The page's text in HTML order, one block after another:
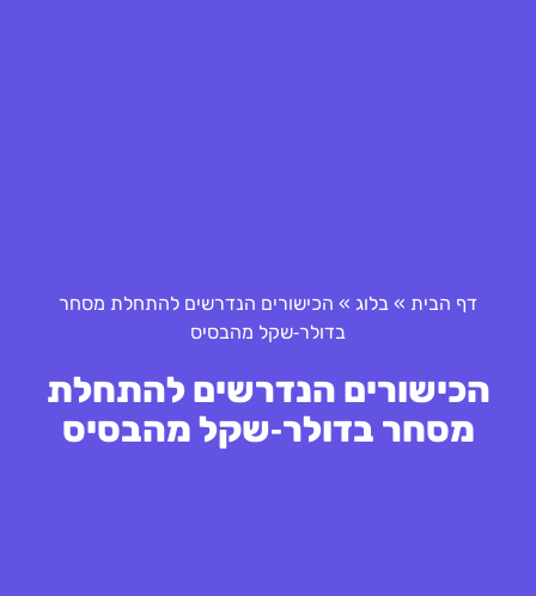
דף הבית » בלוג » הכישורים הנדרשים להתחלת מסחר
בדולר‑שקל מהבסיס
הכישורים הנדרשים להתחלת
מסחר בדולר‑שקל מהבסיס